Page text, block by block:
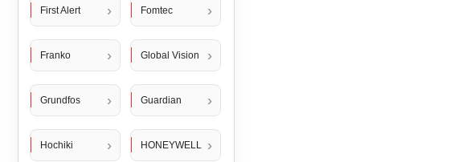
First Alert Fomtec
Franko Global Vision
Grundfos Guardian
Hochiki HONEYWELL